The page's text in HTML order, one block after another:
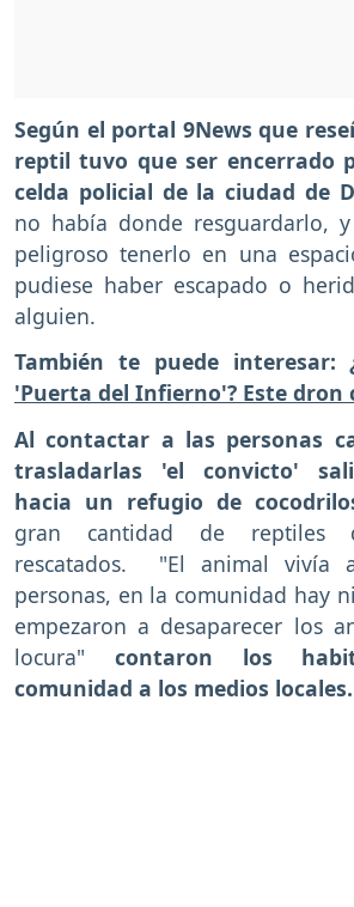
Según el portal 9News que
reptil tuvo que ser encerrado
celda policial de la ciudad de
no había donde resguardarlo,
peligroso tenerlo en una
pudiese haber escapado o
alguien.
También te puede interesar:
'Puerta del Infierno'? Este dron
Al contactar a las personas
trasladarlas 'el convicto'
hacia un refugio de
gran cantidad de reptiles
rescatados. "El animal vivía
personas, en la comunidad hay
empezaron a desaparecer los
locura" contaron los
comunidad a los medios locales.